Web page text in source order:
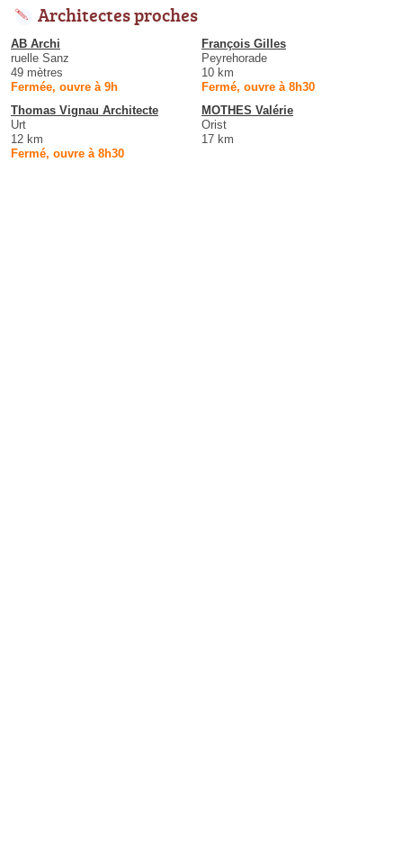
Architectes proches
AB Archi
ruelle Sanz
49 mètres
Fermée, ouvre à 9h
François Gilles
Peyrehorade
10 km
Fermé, ouvre à 8h30
Thomas Vignau Architecte
Urt
12 km
Fermé, ouvre à 8h30
MOTHES Valérie
Orist
17 km